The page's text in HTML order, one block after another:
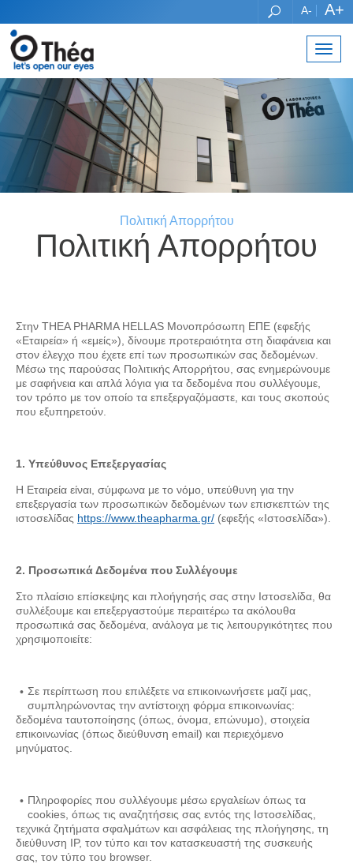
A- A+
Πολιτική Απορρήτου
Πολιτική Απορρήτου
Στην THEA PHARMA HELLAS Μονοπρόσωπη ΕΠΕ (εφεξής
«Εταιρεία» ή «εμείς»), δίνουμε προτεραιότητα στη διαφάνεια και
στον έλεγχο που έχετε επί των προσωπικών σας δεδομένων.
Μέσω της παρούσας Πολιτικής Απορρήτου, σας ενημερώνουμε
με σαφήνεια και απλά λόγια για τα δεδομένα που συλλέγουμε,
τον τρόπο με τον οποίο τα επεξεργαζόμαστε, και τους σκοπούς
που εξυπηρετούν.
1. Υπεύθυνος Επεξεργασίας
Η Εταιρεία είναι, σύμφωνα με το νόμο, υπεύθυνη για την
επεξεργασία των προσωπικών δεδομένων των επισκεπτών της
ιστοσελίδας https://www.theapharma.gr/ (εφεξής «Ιστοσελίδα»).
2. Προσωπικά Δεδομένα που Συλλέγουμε
Στο πλαίσιο επίσκεψης και πλοήγησής σας στην Ιστοσελίδα, θα
συλλέξουμε και επεξεργαστούμε περαιτέρω τα ακόλουθα
προσωπικά σας δεδομένα, ανάλογα με τις λειτουργικότητες που
χρησιμοποιείτε:
Σε περίπτωση που επιλέξετε να επικοινωνήσετε μαζί μας,
συμπληρώνοντας την αντίστοιχη φόρμα επικοινωνίας:
δεδομένα ταυτοποίησης (όπως, όνομα, επώνυμο), στοιχεία
επικοινωνίας (όπως διεύθυνση email) και περιεχόμενο
μηνύματος.
Πληροφορίες που συλλέγουμε μέσω εργαλείων όπως τα
cookies, όπως τις αναζητήσεις σας εντός της Ιστοσελίδας,
τεχνικά ζητήματα σφαλμάτων και ασφάλειας της πλοήγησης, τη
διεύθυνση IP, τον τύπο και τον κατασκευαστή της συσκευής
σας, τον τύπο του browser.